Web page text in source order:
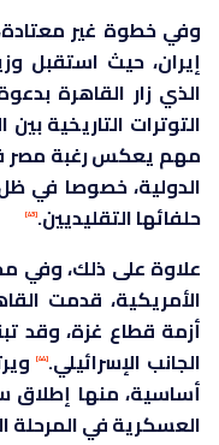
وفي خطوة غير
إيران، حيث استقبل
الذي زار القاهرة
التوترات التاريخية
مهم يعكس رغبة مصر
الدولية، خصوصا في
حلفائها التقليديين.[43]
علاوة على ذلك، وفي
الأمريكية، قدمت
أزمة قطاع غزة، وقد
الجانب الإسرائيلي.[44]
أساسية، منها إطلاق
العسكرية في المرحلة